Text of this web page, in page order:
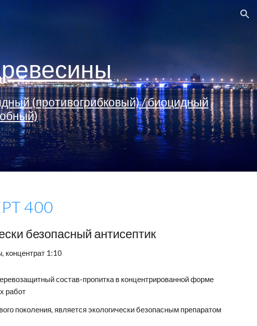
(противогрибковый) / биоцидный
400
безопасный антисептик
концентрат 1:10
состав-пропитка в концентрированной форме
работ
поколения, является экологически безопасным препаратом